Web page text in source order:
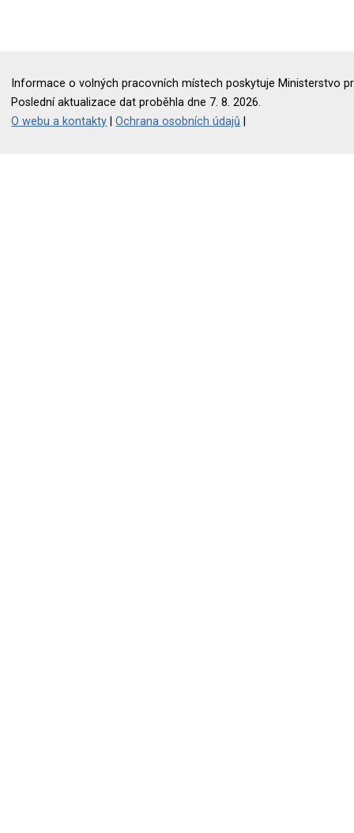
Informace o volných pracovních místech poskytuje Ministerstvo
Poslední aktualizace dat proběhla dne 7. 8. 2026.
O webu a kontakty |Ochrana osobních údajů